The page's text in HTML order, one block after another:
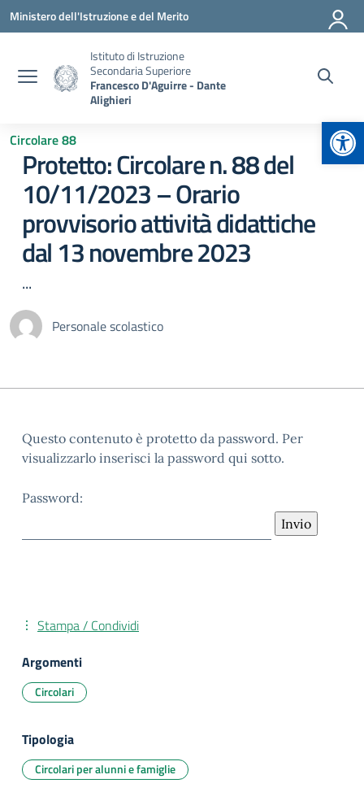
Vai ai contenuti
Vai al menu di navigazione
Vai al footer
Ministero dell'Istruzione e del Merito
Istituto di Istruzione
Secondaria Superiore
Francesco D'Aguirre - Dante
Alighieri
Circolare 88
Protetto: Circolare n. 88 del
10/11/2023 – Orario
provvisorio attività didattiche
dal 13 novembre 2023
...
Personale scolastico
Questo contenuto è protetto da password. Per
visualizzarlo inserisci la password qui sotto.
Password:
Stampa / Condividi
Argomenti
Circolari
Tipologia
Circolari per alunni e famiglie